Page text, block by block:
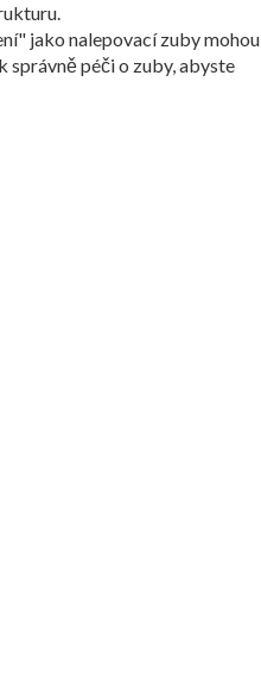
jako nalepovací zuby mohou
správně péči o zuby, abyste